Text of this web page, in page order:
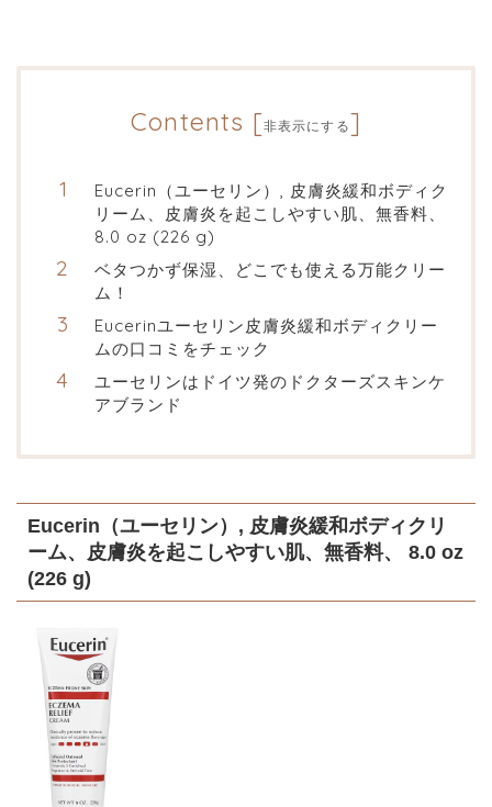
Contents [非表示にする]
Eucerin（ユーセリン）, 皮膚炎緩和ボディク
リーム、皮膚炎を起こしやすい肌、無香料、
8.0 oz (226 g)
ベタつかず保湿、どこでも使える万能クリー
ム！
Eucerinユーセリン皮膚炎緩和ボディクリー
ムの口コミをチェック
ユーセリンはドイツ発のドクターズスキンケ
アブランド
Eucerin（ユーセリン）, 皮膚炎緩和ボディクリ
ーム、皮膚炎を起こしやすい肌、無香料、 8.0 oz
(226 g)